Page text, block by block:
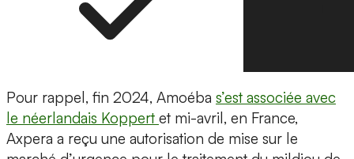
Pour rappel, fin 2024, Amoéba s’est associée avec
le néerlandais Koppert et mi-avril, en France,
Axpera a reçu une autorisation de mise sur le